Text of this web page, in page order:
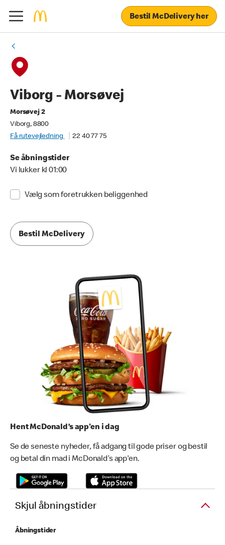
Bestil McDelivery her
Viborg - Morsøvej
Morsøvej 2
Viborg, 8800
Få rutevejledning
22 40 77 75
Se åbningstider
Vi lukker kl 01:00
Vælg som foretrukken beliggenhed
Bestil McDelivery
Hent McDonald’s app'en i dag
Se de seneste nyheder, få adgang til gode priser og bestil
og betal din mad i McDonald’s app'en.
Skjul åbningstider
Åbningstider